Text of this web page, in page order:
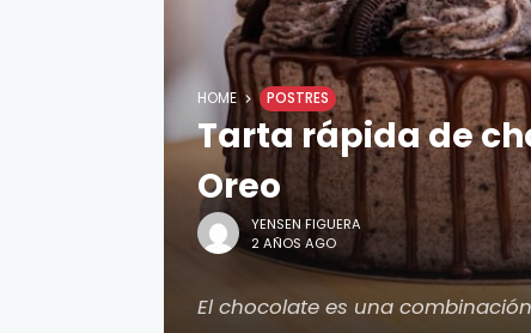
HOME POSTRES
Tarta rápida de
Oreo
YENSEN FIGUERA
2 AÑOS AGO
El chocolate es una